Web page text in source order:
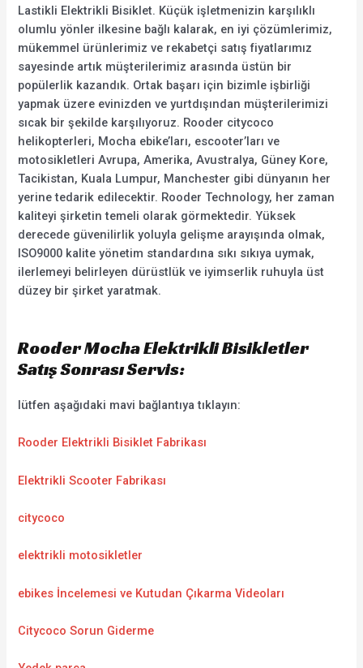
Lastikli Elektrikli Bisiklet. Küçük işletmenizin karşılıklı
olumlu yönler ilkesine bağlı kalarak, en iyi çözümlerimiz,
mükemmel ürünlerimiz ve rekabetçi satış fiyatlarımız
sayesinde artık müşterilerimiz arasında üstün bir
popülerlik kazandık. Ortak başarı için bizimle işbirliği
yapmak üzere evinizden ve yurtdışından müşterilerimizi
sıcak bir şekilde karşılıyoruz. Rooder citycoco
helikopterleri, Mocha ebike’ları, escooter’ları ve
motosikletleri Avrupa, Amerika, Avustralya, Güney Kore,
Tacikistan, Kuala Lumpur, Manchester gibi dünyanın her
yerine tedarik edilecektir. Rooder Technology, her zaman
kaliteyi şirketin temeli olarak görmektedir. Yüksek
derecede güvenilirlik yoluyla gelişme arayışında olmak,
ISO9000 kalite yönetim standardına sıkı sıkıya uymak,
ilerlemeyi belirleyen dürüstlük ve iyimserlik ruhuyla üst
düzey bir şirket yaratmak.
Rooder Mocha Elektrikli Bisikletler
Satış Sonrası Servis:
lütfen aşağıdaki mavi bağlantıya tıklayın:
Rooder Elektrikli Bisiklet Fabrikası
Elektrikli Scooter Fabrikası
citycoco
elektrikli motosikletler
ebikes İncelemesi ve Kutudan Çıkarma Videoları
Citycoco Sorun Giderme